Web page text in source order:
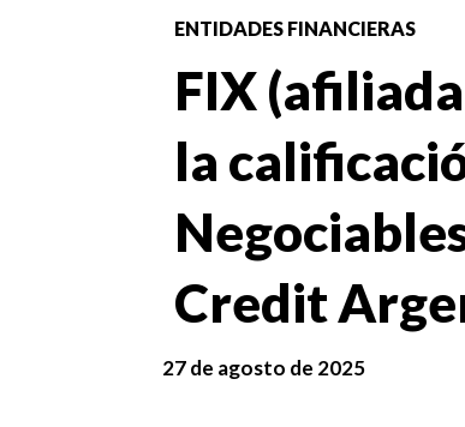
ENTIDADES FINANCIERAS
FIX
la
Credit
27 de agosto de 2025